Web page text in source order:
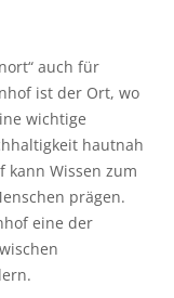
auch für
ist der Ort, wo
wichtige
hautnah
kann Wissen zum
prägen.
eine der